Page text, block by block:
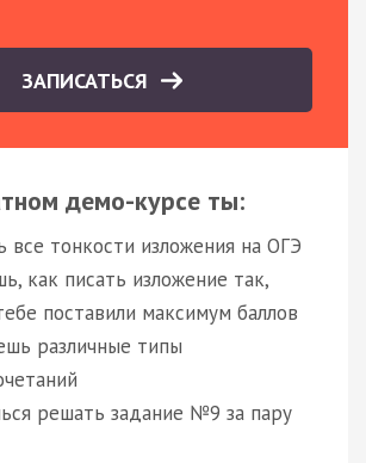
ЗАПИСАТЬСЯ
демо-курсе ты:
все тонкости изложения на ОГЭ
как писать изложение так,
поставили максимум баллов
различные типы
решать задание №9 за пару